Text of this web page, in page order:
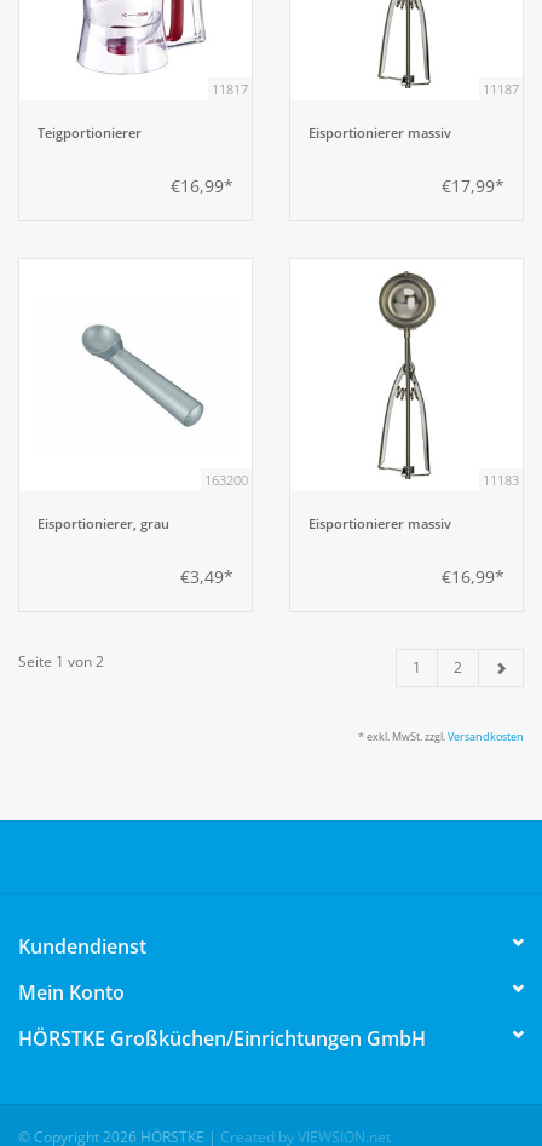
11817
Teigportionierer
€16,99*
11187
Eisportionierer massiv
€17,99*
163200
Eisportionierer, grau
€3,49*
11183
Eisportionierer massiv
€16,99*
Seite 1 von 2 1 2
* exkl. MwSt. zzgl.Versandkosten
Kundendienst
Mein Konto
HÖRSTKE Großküchen/Einrichtungen GmbH
© Copyright 2026 HÖRSTKE | Created by VIEWSION.net